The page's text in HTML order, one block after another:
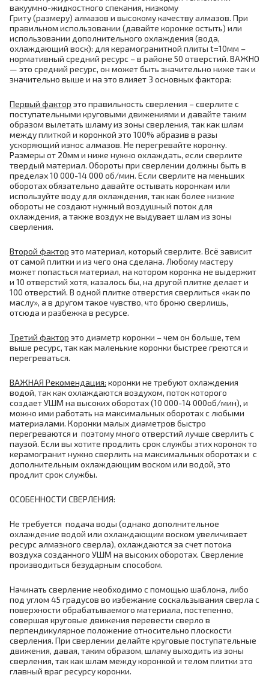
вакуумно-жидкостного спекания, низкому
Гриту (размеру) алмазов и высокому качеству алмазов. При
правильном использовании (давайте коронке остыть) или
использовании дополнительного охлаждения (вода,
охлаждающий воск): для керамогранитной плиты t=10мм –
нормативный средний ресурс – в районе 50 отверстий. ВАЖНО
— это средний ресурс, он может быть значительно ниже так и
значительно выше и на это влияет 3 основных фактора:
Первый фактор это правильность сверления – сверлите с
поступательными круговыми движениями и давайте таким
образом вылетать шламу из зоны сверления, так как шлам
между плиткой и коронкой это 100% абразив в разы
ускоряющий износ алмазов. Не перегревайте коронку.
Размеры от 20мм и ниже нужно охлаждать, если сверлите
твердый материал. Обороты при сверлении должны быть в
пределах 10 000-14 000 об/мин. Если сверлите на меньших
оборотах обязательно давайте остывать коронкам или
используйте воду для охлаждения, так как более низкие
обороты не создают нужный воздушный поток для
охлаждения, а также воздух не выдувает шлам из зоны
сверления.
Второй фактор это материал, который сверлите. Всё зависит
от самой плитки и из чего она сделана. Любому мастеру
может попасться материал, на котором коронка не выдержит
и 10 отверстий хотя, казалось бы, на другой плитке делает и
100 отверстий. В одной плитке отверстия сверлиться «как по
маслу», а в другом такое чувство, что броню сверлишь,
отсюда и разбежка в ресурсе.
Третий фактор это диаметр коронки – чем он больше, тем
выше ресурс, так как маленькие коронки быстрее греются и
перегреваться.
ВАЖНАЯ Рекомендация: коронки не требуют охлаждения
водой, так как охлаждаются воздухом, поток которого
создает УШМ на высоких оборотах (10 000-14 000об/мин), и
можно ими работать на максимальных оборотах с любыми
материалами. Коронки малых диаметров быстро
перегреваются и поэтому много отверстий лучше сверлить с
паузой. Если вы хотите продлить срок службы этих коронок то
керамогранит нужно сверлить на максимальных оборотах и с
дополнительным охлаждающим воском или водой, это
продлит срок службы.
ОСОБЕННОСТИ СВЕРЛЕНИЯ:
Не требуется подача воды (однако дополнительное
охлаждение водой или охлаждающим воском увеличивает
ресурс алмазного сверла), охлаждаются за счет потока
воздуха созданного УШМ на высоких оборотах. Сверление
производиться безударным способом.
Начинать сверление необходимо с помощью шаблона, либо
под углом 45 градусов во избежание соскальзывания сверла с
поверхности обрабатываемого материала, постепенно,
совершая круговые движения перевести сверло в
перпендикулярное положение относительно плоскости
сверления. При сверлении делайте круговые поступательные
движения, давая, таким образом, шламу выходить из зоны
сверления, так как шлам между коронкой и телом плитки это
главный враг ресурсу коронки.